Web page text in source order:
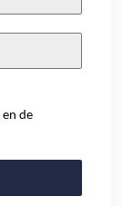
en de